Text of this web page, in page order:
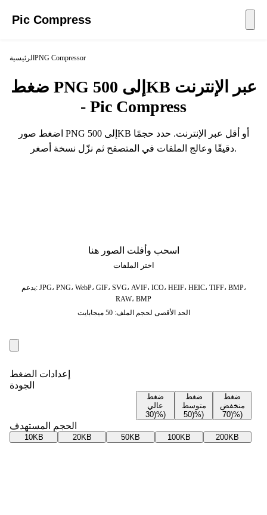
Pic Compress
الرئيسية PNG Compressor
ضغط PNG إلى 500KB عبر الإنترنت
- Pic Compress
اضغط صور PNG إلى 500KB أو أقل عبر الإنترنت. حدد حجمًا
دقيقًا وعالج الملفات في المتصفح ثم نزّل نسخة أصغر.
اسحب وأفلت الصور هنا
اختر الملفات
يدعم: JPG، PNG، WebP، GIF، SVG، AVIF، ICO، HEIF، HEIC، TIFF، BMP،
RAW، BMP
الحد الأقصى لحجم الملف: 50 ميجابايت
إعدادات الضغط
الجودة
ضغط
عالي
(30%)
ضغط
متوسط
(50%)
ضغط
منخفض
(70%)
الحجم المستهدف
10KB 20KB 50KB 100KB 200KB